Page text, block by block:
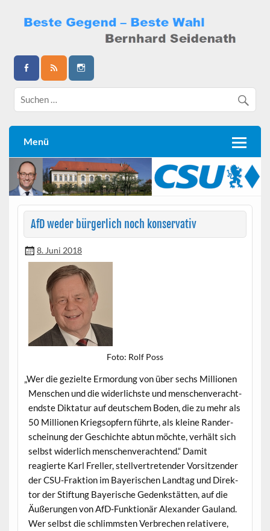
content
Bernhard Seidenath
Menü
AfD weder bürgerlich noch konservativ
8. Juni 2018
Foto: Rolf Poss
„Wer die gezielte Ermor­dung von über sechs Mil­lio­nen
Men­schen und die wider­lich­ste und men­schen­ver­ach­t­
end­ste Dik­tatur auf deutschem Boden, die zu mehr als
50 Mil­lio­nen Krieg­sopfern führte, als kleine Ran­der­
schei­n­ung der Geschichte abtun möchte, ver­hält sich
selb­st wider­lich men­schen­ver­ach­t­end.“ Damit
reagierte Karl Freller, stel­lvertre­tender Vor­sitzen­der
der CSU-Frak­tion im Bay­erischen Land­tag und Direk­
tor der Stiftung Bay­erische Gedenkstät­ten, auf die
Äußerun­gen von AfD-Funk­tionär Alexan­der Gauland.
Wer selb­st die schlimm­sten Ver­brechen rel­a­ti­vere,